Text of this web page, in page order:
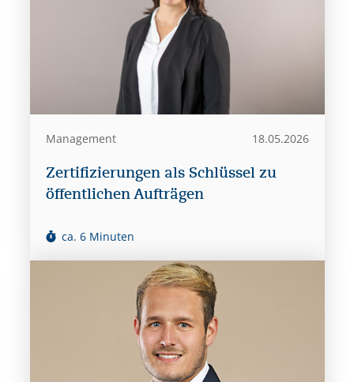
Management 18.05.2026
Zertifizierungen als Schlüssel zu
öffentlichen Aufträgen
ca. 6 Minuten